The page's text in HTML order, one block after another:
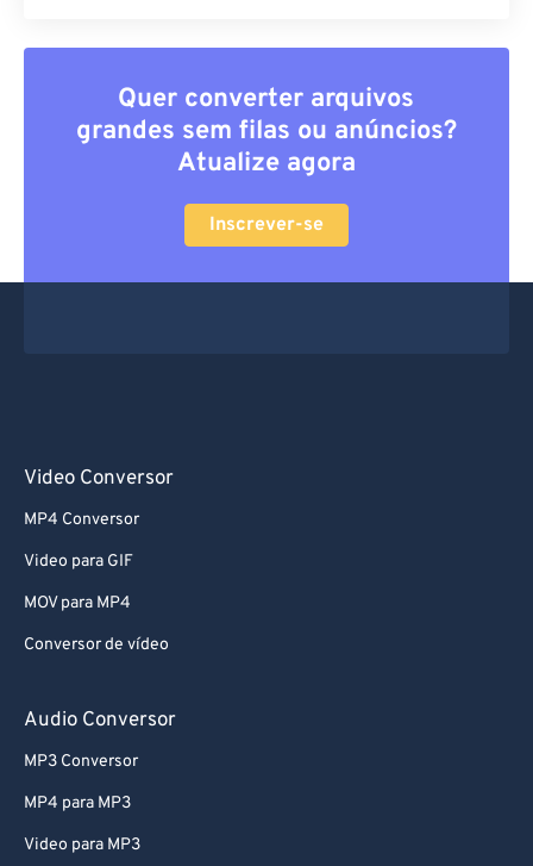
Quer converter arquivos
grandes sem filas ou anúncios?
Atualize agora
Inscrever-se
Video Conversor
MP4 Conversor
Video para GIF
MOV para MP4
Conversor de vídeo
Audio Conversor
MP3 Conversor
MP4 para MP3
Video para MP3